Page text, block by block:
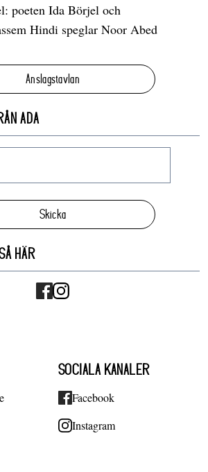
poeten Ida Börjel och
Hindi speglar Noor Abed
Anslagstavlan
ADA
Skicka
HÄR
SOCIALA KANALER
Facebook
Instagram